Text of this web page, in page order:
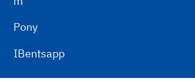
Pony
IBentsapp